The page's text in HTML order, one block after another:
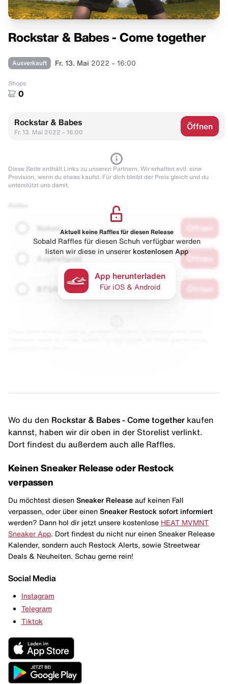
Rockstar & Babes - Come together
Ausverkauft Fr. 13. Mai 2022 – 16:00
Shops
0
Rockstar & Babes
Fr. 13. Mai 2022 – 16:00
Öffnen
Diese Seite enthält Links zu unseren Partnern. Wir erhalten evtl. eine
Provision, wenn du etwas kaufst. Für dich bleibt der Preis gleich und du
unterstützt uns damit.
Naked
Asphaltgold
Aktuell keine Raffles für diesen Release
Sobald Raffles für diesen Schuh verfügbar werden
listen wir diese in unserer kostenlosen App
App herunterladen
Für iOS & Android
Wo du den Rockstar & Babes - Come together kaufen
kannst, haben wir dir oben in der Storelist verlinkt.
Dort findest du außerdem auch alle Raffles.
Keinen Sneaker Release oder Restock
verpassen
Du möchtest diesen Sneaker Release auf keinen Fall
verpassen, oder über einen Sneaker Restock sofort informiert
werden? Dann hol dir jetzt unsere kostenlose HEAT MVMNT
Sneaker App . Dort findest du nicht nur einen Sneaker Release
Kalender, sondern auch Restock Alerts, sowie Streetwear
Deals & Neuheiten. Schau gerne rein!
Social Media
Instagram
Telegram
Tiktok